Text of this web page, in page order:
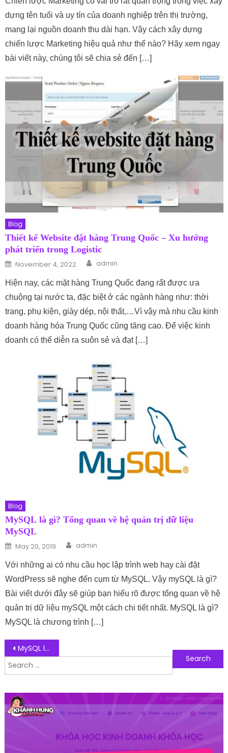
dựng tên tuổi và uy tín của doanh nghiệp trên thị trường,
mang lại nguồn doanh thu dài hạn. Vậy cách xây dựng
chiến lược Marketing hiệu quả như thế nào? Hãy xem ngay
bài viết này, chúng tôi sẽ chia sẻ đến […]
Blog
Thiết kế Website đặt hàng Trung Quốc – Xu hướng
phát triển trong Logistic
Posted on
November 4, 2022 Author
admin
Hiện nay, các mặt hàng Trung Quốc đang rất được ưa
chuộng tại nước ta, đặc biệt ở các ngành hàng như: thời
trang, phụ kiện, giày dép, nội thất,…Vì vậy mà nhu cầu kinh
doanh hàng hóa Trung Quốc cũng tăng cao. Để việc kinh
doanh có thể diễn ra suôn sẻ và đạt […]
Blog
MySQL là gì? Tổng quan về hệ quản trị dữ liệu
MySQL
Posted on
May 20, 2019 Author
admin
Với những ai có nhu cầu học lập trình web hay cài đặt
WordPress sẽ nghe đến cụm từ MySQL. Vậy mySQL là gì?
Bài viết dưới đây sẽ giúp bạn hiểu rõ được tổng quan về hệ
quản trị dữ liệu mySQL một cách chi tiết nhất. MySQL là gì?
MySQL là chương trình […]
Post navigation
MySQL là gì? Tổng quan về hệ quản trị dữ liệu MySQL
Search for: